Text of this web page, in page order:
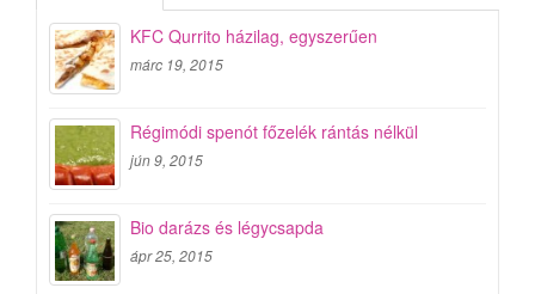
KFC Qurrito házilag, egyszerűen
márc 19, 2015
Régimódi spenót főzelék rántás nélkül
jún 9, 2015
Bio darázs és légycsapda
ápr 25, 2015